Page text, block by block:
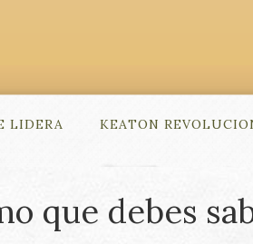
LIDERA KEATON
que debes